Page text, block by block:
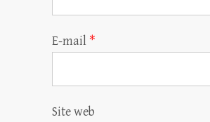
E-mail *
Site web